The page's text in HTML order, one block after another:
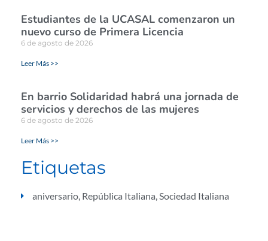
Estudiantes de la UCASAL comenzaron un
nuevo curso de Primera Licencia
6 de agosto de 2026
Leer Más >>
En barrio Solidaridad habrá una jornada de
servicios y derechos de las mujeres
6 de agosto de 2026
Leer Más >>
Etiquetas
aniversario, República Italiana,Sociedad Italiana